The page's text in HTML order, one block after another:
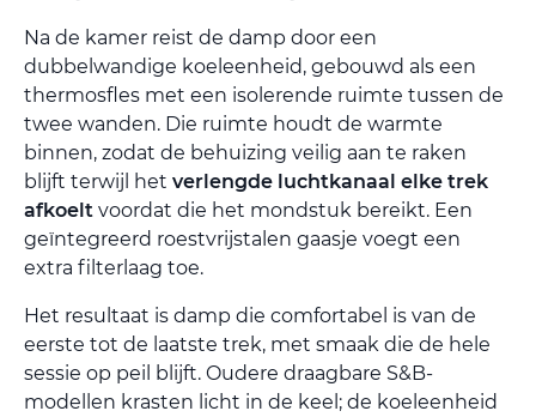
Na de kamer reist de damp door een
dubbelwandige koeleenheid, gebouwd als een
thermosfles met een isolerende ruimte tussen de
twee wanden. Die ruimte houdt de warmte
binnen, zodat de behuizing veilig aan te raken
blijft terwijl het verlengde luchtkanaal elke trek
afkoelt voordat die het mondstuk bereikt. Een
geïntegreerd roestvrijstalen gaasje voegt een
extra filterlaag toe.
Het resultaat is damp die comfortabel is van de
eerste tot de laatste trek, met smaak die de hele
sessie op peil blijft. Oudere draagbare S&B-
modellen krasten licht in de keel; de koeleenheid